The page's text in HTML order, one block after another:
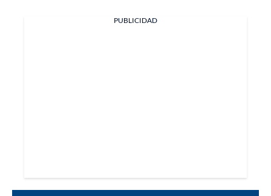
PUBLICIDAD